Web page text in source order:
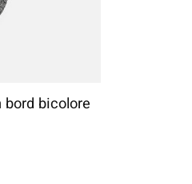
bord bicolore